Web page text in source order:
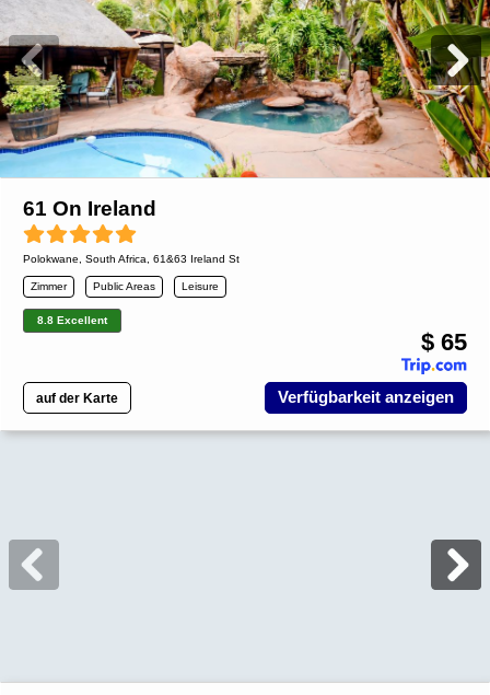
61 On Ireland
Polokwane, South Africa, 61&63 Ireland St
Zimmer Public Areas Leisure
8.8 Excellent
$ 65
auf der Karte Verfügbarkeit anzeigen